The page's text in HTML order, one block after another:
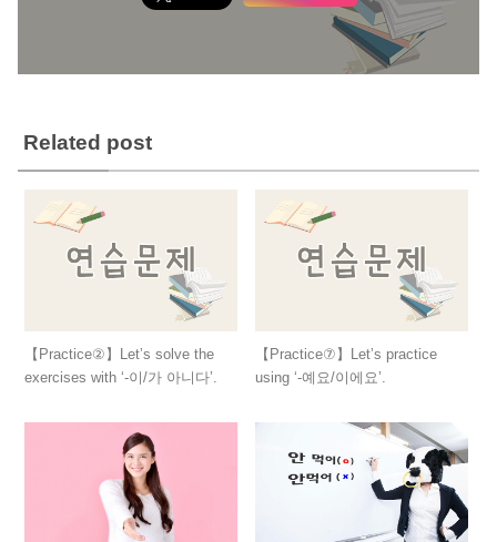
Related post
【Practice②】Let’s solve the
exercises with ‘-이/가 아니다’.
【Practice⑦】Let’s practice
using ‘-예요/이에요’.